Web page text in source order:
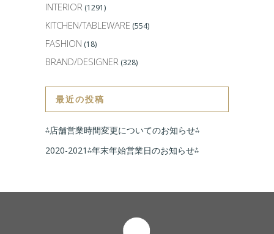
INTERIOR (1291)
KITCHEN/TABLEWARE (554)
FASHION (18)
BRAND/DESIGNER (328)
最近の投稿
⁂店舗営業時間変更についてのお知らせ⁂
2020-2021⁂年末年始営業日のお知らせ⁂